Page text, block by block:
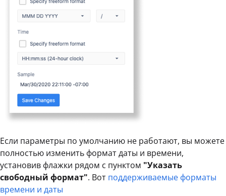
Если параметры по умолчанию не работают, вы можете
полностью изменить формат даты и времени,
установив флажки рядом с пунктом "Указать
свободный формат". Вот поддерживаемые форматы
времени и даты